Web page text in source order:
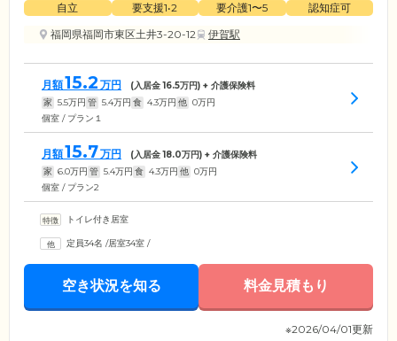
自立 要支援1•2 要介護1〜5
認知症可
福岡県福岡市東区土井3-20-12
伊賀駅
月額15.2 万円 (入居金16.5万円) + 介護保険料
家 5.5万円 管 5.4万円 食 4.3万円 他 0万円
個室 / プラン１
月額15.7万円 (入居金18.0万円) + 介護保険料
家 6.0万円 管 5.4万円 食 4.3万円 他 0万円
個室 / プラン2
トイレ付き居室
定員34名 /居室34室 /
空き状況を知る 料金見積もり
※2026/04/01更新